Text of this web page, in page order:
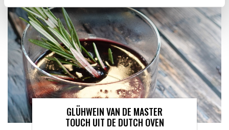
GLÜHWEIN VAN DE MASTER
TOUCH UIT DE DUTCH OVEN